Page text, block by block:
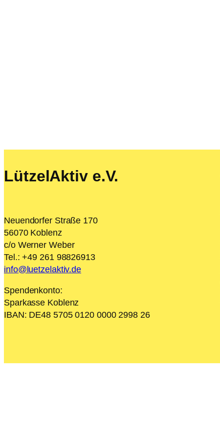
LützelAktiv e.V.
Neuendorfer Straße 170
56070 Koblenz
c/o Werner Weber
Tel.: +49 261 98826913
info@luetzelaktiv.de
Spendenkonto:
Sparkasse Koblenz
IBAN: DE48 5705 0120 0000 2998 26